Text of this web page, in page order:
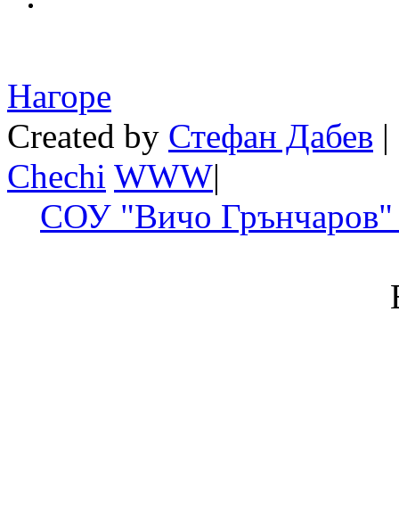
Нагоре
Created by Стефан Дабев
Chechi WWW|
СОУ "Вичо Грънчаров"